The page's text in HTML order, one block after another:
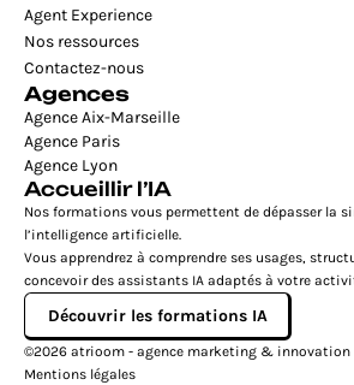
Agent Experience
Nos ressources
Contactez-nous
Agences
Agence Aix-Marseille
Agence Paris
Agence Lyon
Accueillir l’IA
Nos formations vous permettent de dépasser la
l’intelligence artificielle.
Vous apprendrez à comprendre ses usages,
concevoir des assistants IA adaptés à votre
Découvrir les formations IA
©2026 atrioom - agence marketing &
Mentions légales